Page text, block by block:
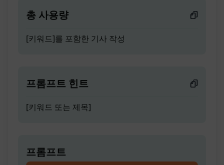
총 사용량
[키워드]를 포함한 기사 작성
프롬프트 힌트
[키워드 또는 제목]
프롬프트